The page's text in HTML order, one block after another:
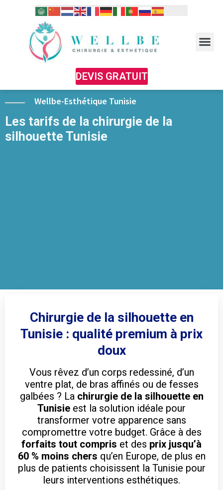
DEVIS GRATUIT
Wellbe-Esthétique Tunisie
Les tarifs de la chirurgie de la
silhouette Tunisie
Chirurgie de la silhouette en
Tunisie : qualité premium à prix
doux
Vous rêvez d’un corps redessiné, d’un
ventre plat, de bras affinés ou de fesses
galbées ? La chirurgie de la silhouette en
Tunisie est la solution idéale pour
transformer votre apparence sans
compromettre votre budget. Grâce à des
forfaits tout compris et des prix jusqu’à
60 % moins chers qu’en Europe, de plus en
plus de patients choisissent la Tunisie pour
leurs interventions esthétiques.